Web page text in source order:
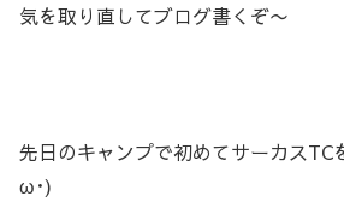
気を取り直してブログ書くぞ〜
先日のキャンプで初めてサーカスTC
ω･)